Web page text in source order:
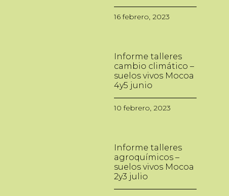
16 febrero, 2023
Informe talleres
cambio climático –
suelos vivos Mocoa
4y5 junio
10 febrero, 2023
Informe talleres
agroquímicos –
suelos vivos Mocoa
2y3 julio